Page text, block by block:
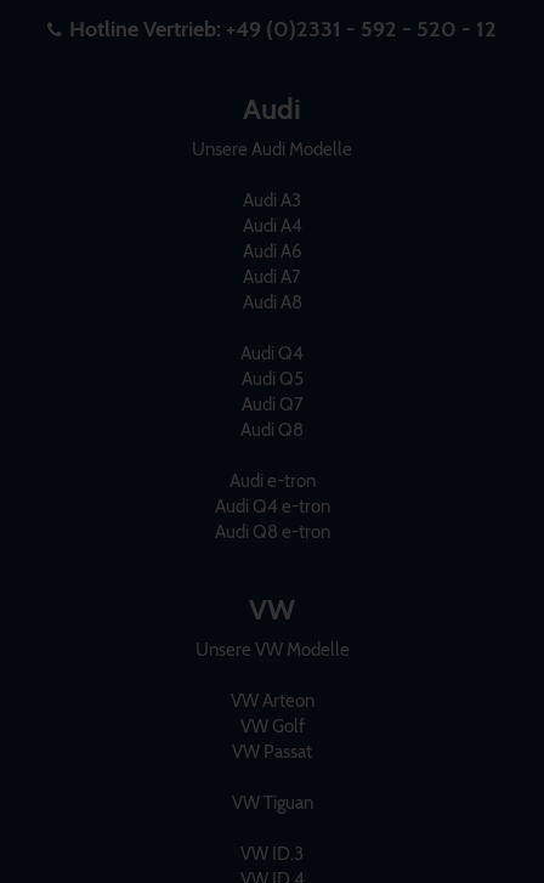
Hotline Vertrieb: +49 (0)2331 - 592 - 520 - 12
Audi
Unsere Audi Modelle
Audi A3
Audi A4
Audi A6
Audi A7
Audi A8
Audi Q4
Audi Q5
Audi Q7
Audi Q8
Audi e-tron
Audi Q4 e-tron
Audi Q8 e-tron
VW
Unsere VW Modelle
VW Arteon
VW Golf
VW Passat
VW Tiguan
VW ID.3